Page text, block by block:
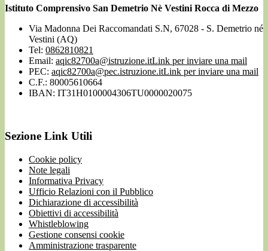
Istituto Comprensivo San Demetrio Nè Vestini Rocca di Mezzo
Via Madonna Dei Raccomandati S.N, 67028 - S. Demetrio né
Vestini (AQ)
Tel: 0862810821
Email: aqic82700a@istruzione.itLink per inviare una mail
PEC: aqic82700a@pec.istruzione.itLink per inviare una mail
C.F.: 80005610664
IBAN: IT31H0100004306TU0000020075
Sezione Link Utili
Cookie policy
Note legali
Informativa Privacy
Ufficio Relazioni con il Pubblico
Dichiarazione di accessibilità
Obiettivi di accessibilità
Whistleblowing
Gestione consensi cookie
Amministrazione trasparente